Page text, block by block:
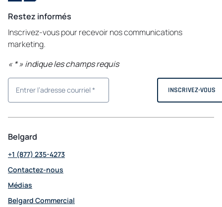
Restez informés
Inscrivez-vous pour recevoir nos communications
marketing.
« *» indique les champs requis
Belgard
+1 (877) 235-4273
Contactez-nous
Médias
Belgard Commercial